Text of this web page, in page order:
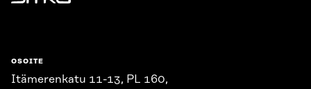
Sitra
OSOITE
Itämerenkatu 11-13, PL 160,